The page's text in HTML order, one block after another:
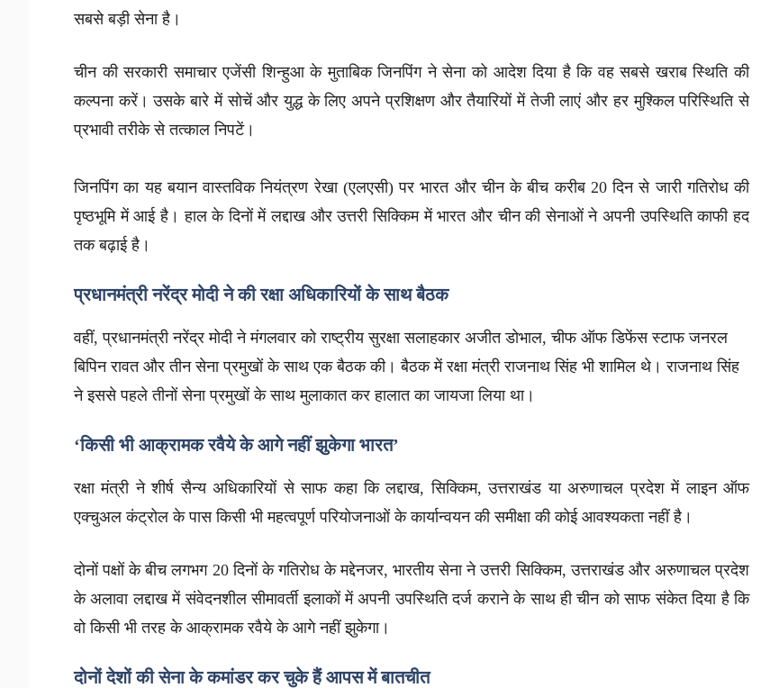
सबसे बड़ी सेना है।
चीन की सरकारी समाचार एजेंसी शिन्हुआ के मुताबिक जिनपिंग ने सेना को आदेश दिया है कि वह सबसे खराब स्थिति की
कल्पना करें। उसके बारे में सोचें और युद्ध के लिए अपने प्रशिक्षण और तैयारियों में तेजी लाएं और हर मुश्किल परिस्थिति से
प्रभावी तरीके से तत्काल निपटें।
जिनपिंग का यह बयान वास्तविक नियंत्रण रेखा (एलएसी) पर भारत और चीन के बीच करीब 20 दिन से जारी गतिरोध की
पृष्ठभूमि में आई है। हाल के दिनों में लद्दाख और उत्तरी सिक्किम में भारत और चीन की सेनाओं ने अपनी उपस्थिति काफी हद
तक बढ़ाई है।
प्रधानमंत्री नरेंद्र मोदी ने की रक्षा अधिकारियों के साथ बैठक
वहीं, प्रधानमंत्री नरेंद्र मोदी ने मंगलवार को राष्ट्रीय सुरक्षा सलाहकार अजीत डोभाल, चीफ ऑफ डिफेंस स्टाफ जनरल
बिपिन रावत और तीन सेना प्रमुखों के साथ एक बैठक की। बैठक में रक्षा मंत्री राजनाथ सिंह भी शामिल थे। राजनाथ सिंह
ने इससे पहले तीनों सेना प्रमुखों के साथ मुलाकात कर हालात का जायजा लिया था।
‘किसी भी आक्रामक रवैये के आगे नहीं झुकेगा भारत’
रक्षा मंत्री ने शीर्ष सैन्य अधिकारियों से साफ कहा कि लद्दाख, सिक्किम, उत्तराखंड या अरुणाचल प्रदेश में लाइन ऑफ
एक्चुअल कंट्रोल के पास किसी भी महत्वपूर्ण परियोजनाओं के कार्यान्वयन की समीक्षा की कोई आवश्यकता नहीं है।
दोनों पक्षों के बीच लगभग 20 दिनों के गतिरोध के मद्देनजर, भारतीय सेना ने उत्तरी सिक्किम, उत्तराखंड और अरुणाचल प्रदेश
के अलावा लद्दाख में संवेदनशील सीमावर्ती इलाकों में अपनी उपस्थिति दर्ज कराने के साथ ही चीन को साफ संकेत दिया है कि
वो किसी भी तरह के आक्रामक रवैये के आगे नहीं झुकेगा।
दोनों देशों की सेना के कमांडर कर चुके हैं आपस में बातचीत